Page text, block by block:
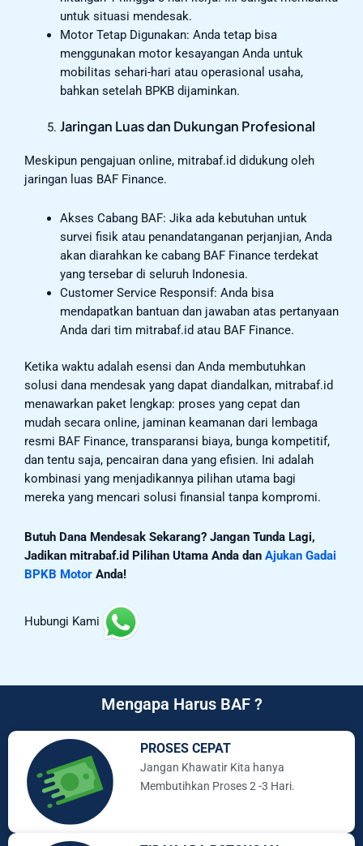
untuk situasi mendesak.
Motor Tetap Digunakan: Anda tetap bisa
menggunakan motor kesayangan Anda untuk
mobilitas sehari-hari atau operasional usaha,
bahkan setelah BPKB dijaminkan.
Jaringan Luas dan Dukungan Profesional
Meskipun pengajuan online, mitrabaf.id didukung oleh
jaringan luas BAF Finance.
Akses Cabang BAF: Jika ada kebutuhan untuk
survei fisik atau penandatanganan perjanjian, Anda
akan diarahkan ke cabang BAF Finance terdekat
yang tersebar di seluruh Indonesia.
Customer Service Responsif: Anda bisa
mendapatkan bantuan dan jawaban atas pertanyaan
Anda dari tim mitrabaf.id atau BAF Finance.
Ketika waktu adalah esensi dan Anda membutuhkan
solusi dana mendesak yang dapat diandalkan, mitrabaf.id
menawarkan paket lengkap: proses yang cepat dan
mudah secara online, jaminan keamanan dari lembaga
resmi BAF Finance, transparansi biaya, bunga kompetitif,
dan tentu saja, pencairan dana yang efisien. Ini adalah
kombinasi yang menjadikannya pilihan utama bagi
mereka yang mencari solusi finansial tanpa kompromi.
Butuh Dana Mendesak Sekarang? Jangan Tunda Lagi,
Jadikan mitrabaf.id Pilihan Utama Anda dan Ajukan Gadai
BPKB Motor Anda!
Hubungi Kami
Mengapa Harus BAF ?
PROSES CEPAT
Jangan Khawatir Kita hanya
Membutihkan Proses 2 -3 Hari.